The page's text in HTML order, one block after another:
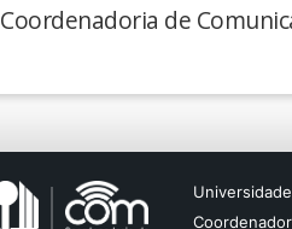
Coordenadoria de